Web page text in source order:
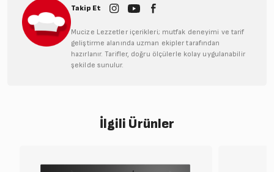
Takip Et
Mucize Lezzetler içerikleri; mutfak deneyimi ve tarif
geliştirme alanında uzman ekipler tarafından
hazırlanır. Tarifler, doğru ölçülerle kolay uygulanabilir
şekilde sunulur.
İlgili Ürünler